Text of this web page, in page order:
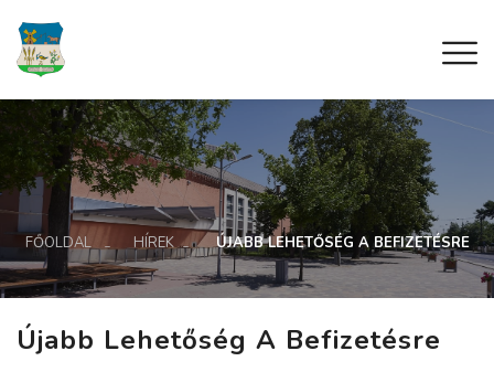
FŐOLDAL HÍREK ÚJABB LEHETŐSÉG A BEFIZETÉSRE
Újabb Lehetőség A Befizetésre